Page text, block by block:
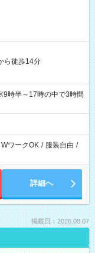
ら徒歩14分
時半～17時の中で3時間
ワークOK / 服装自由 /
詳細へ
掲載日：2026.08.07